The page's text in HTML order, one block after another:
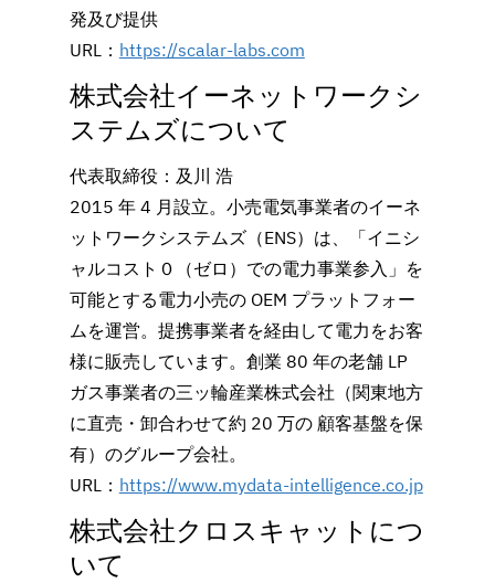
発及び提供
URL： https://scalar-labs.com
株式会社イーネットワークシ
ステムズについて
代表取締役：及川 浩
2015 年 4 月設立。小売電気事業者のイーネ
ットワークシステムズ（ENS）は、「イニシ
ャルコスト０（ゼロ）での電力事業参入」を
可能とする電力小売の OEM プラットフォー
ムを運営。提携事業者を経由して電力をお客
様に販売しています。創業 80 年の老舗 LP
ガス事業者の三ッ輪産業株式会社（関東地方
に直売・卸合わせて約 20 万の 顧客基盤を保
有）のグループ会社。
URL： https://www.mydata-intelligence.co.jp
株式会社クロスキャットにつ
いて